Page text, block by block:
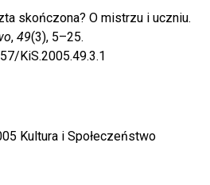
skończona? O mistrzu i uczniu.
, 49(3), 5–25.
KiS.2005.49.3.1
Kultura i Społeczeństwo